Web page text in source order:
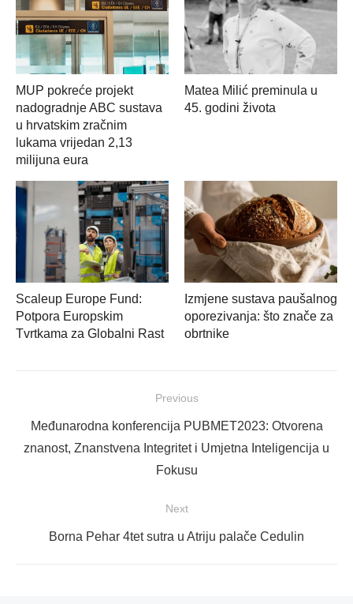
MUP pokreće projekt
nadogradnje ABC sustava
u hrvatskim zračnim
lukama vrijedan 2,13
milijuna eura
Matea Milić preminula u
45. godini života
Scaleup Europe Fund:
Potpora Europskim
Tvrtkama za Globalni Rast
Izmjene sustava paušalnog
oporezivanja: što znače za
obrtnike
objava
Previous
Previous
post:
Međunarodna konferencija PUBMET2023: Otvorena
znanost, Znanstvena Integritet i Umjetna Inteligencija u
Fokusu
Next
Next
Borna Pehar 4tet sutra u Atriju palače Cedulin